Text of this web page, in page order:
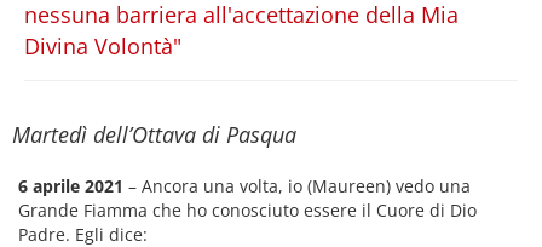
nessuna barriera all'accettazione della Mia
Divina Volontà"
Martedì dell’Ottava di Pasqua
6 aprile 2021 – Ancora una volta, io (Maureen) vedo una
Grande Fiamma che ho conosciuto essere il Cuore di Dio
Padre. Egli dice: